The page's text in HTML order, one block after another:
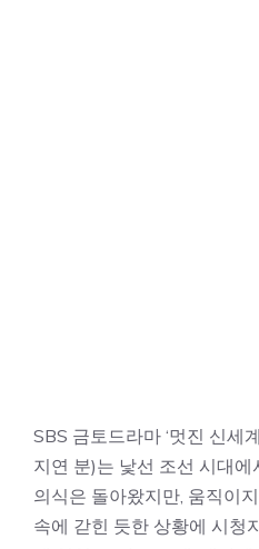
SBS 금토드라마 ‘멋진 신세
지연 분)는 낯선 조선 시대
의식은 돌아왔지만, 움직이
속에 갇힌 듯한 상황에 시청